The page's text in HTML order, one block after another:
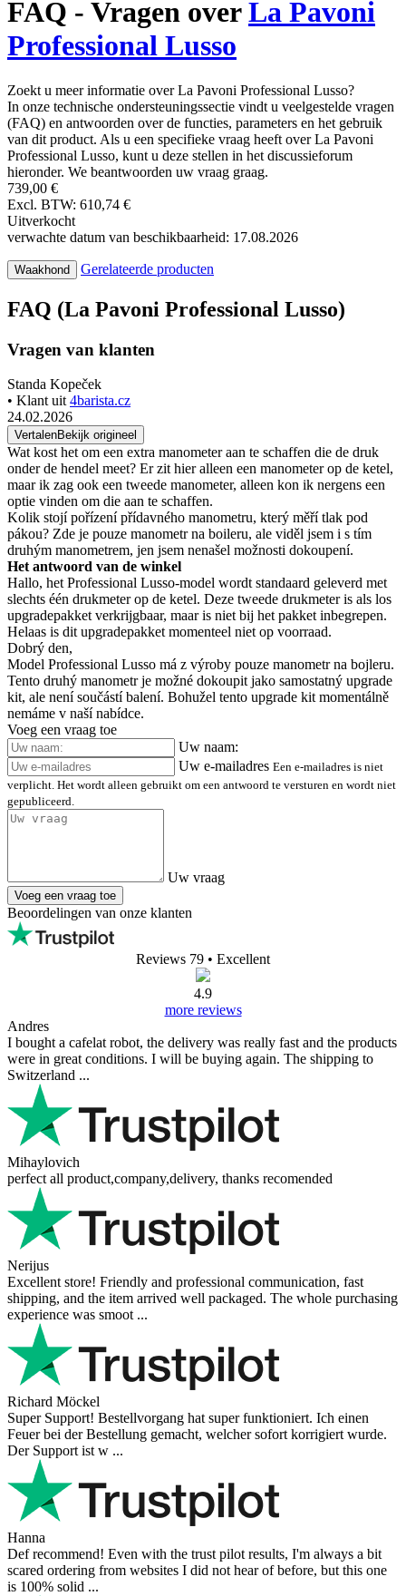
FAQ - Vragen overLa Pavoni
Professional Lusso
Zoekt u meer informatie over La Pavoni Professional Lusso?
In onze technische ondersteuningssectie vindt u veelgestelde vragen
(FAQ) en antwoorden over de functies, parameters en het gebruik
van dit product. Als u een specifieke vraag heeft over La Pavoni
Professional Lusso, kunt u deze stellen in het discussieforum
hieronder. We beantwoorden uw vraag graag.
739,00 €
Excl. BTW: 610,74 €
Uitverkocht
verwachte datum van beschikbaarheid: 17.08.2026
Waakhond Gerelateerde producten
FAQ (La Pavoni Professional Lusso)
Vragen van klanten
Standa Kopeček
• Klant uit4barista.cz
24.02.2026
VertalenBekijk origineel
Wat kost het om een extra manometer aan te schaffen die de druk
onder de hendel meet? Er zit hier alleen een manometer op de ketel,
maar ik zag ook een tweede manometer, alleen kon ik nergens een
optie vinden om die aan te schaffen.
Kolik stojí pořízení přídavného manometru, který měří tlak pod
pákou? Zde je pouze manometr na boileru, ale viděl jsem i s tím
druhým manometrem, jen jsem nenašel možnosti dokoupení.
Het antwoord van de winkel
Hallo, het Professional Lusso-model wordt standaard geleverd met
slechts één drukmeter op de ketel. Deze tweede drukmeter is als los
upgradepakket verkrijgbaar, maar is niet bij het pakket inbegrepen.
Helaas is dit upgradepakket momenteel niet op voorraad.
Dobrý den,
Model Professional Lusso má z výroby pouze manometr na bojleru.
Tento druhý manometr je možné dokoupit jako samostatný upgrade
kit, ale není součástí balení. Bohužel tento upgrade kit momentálně
nemáme v naší nabídce.
Voeg een vraag toe
Uw naam:
Uw e-mailadres Een e-mailadres is niet
verplicht. Het wordt alleen gebruikt om een antwoord te versturen en wordt niet
gepubliceerd.
Uw vraag
Voeg een vraag toe
Beoordelingen van onze klanten
Reviews 79 • Excellent
4.9
more reviews
Andres
I bought a cafelat robot, the delivery was really fast and the products
were in great conditions. I will be buying again. The shipping to
Switzerland ...
Mihaylovich
perfect all product,company,delivery, thanks recomended
Nerijus
Excellent store! Friendly and professional communication, fast
shipping, and the item arrived well packaged. The whole purchasing
experience was smoot ...
Richard Möckel
Super Support! Bestellvorgang hat super funktioniert. Ich einen
Feuer bei der Bestellung gemacht, welcher sofort korrigiert wurde.
Der Support ist w ...
Hanna
Def recommend! Even with the trust pilot results, I'm always a bit
scared ordering from websites I did not hear of before, but this one
is 100% solid ...